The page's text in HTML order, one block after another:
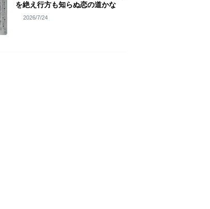
を絶え行方も知らぬ恋の道かな
2026/7/24